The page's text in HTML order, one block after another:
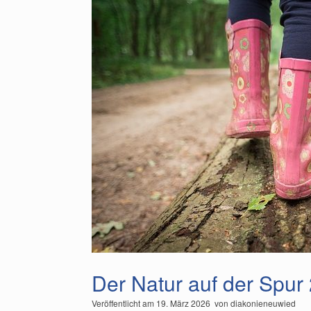
Der Natur auf der Spur
Veröffentlicht am 19. März 2026 von diakonieneuwied